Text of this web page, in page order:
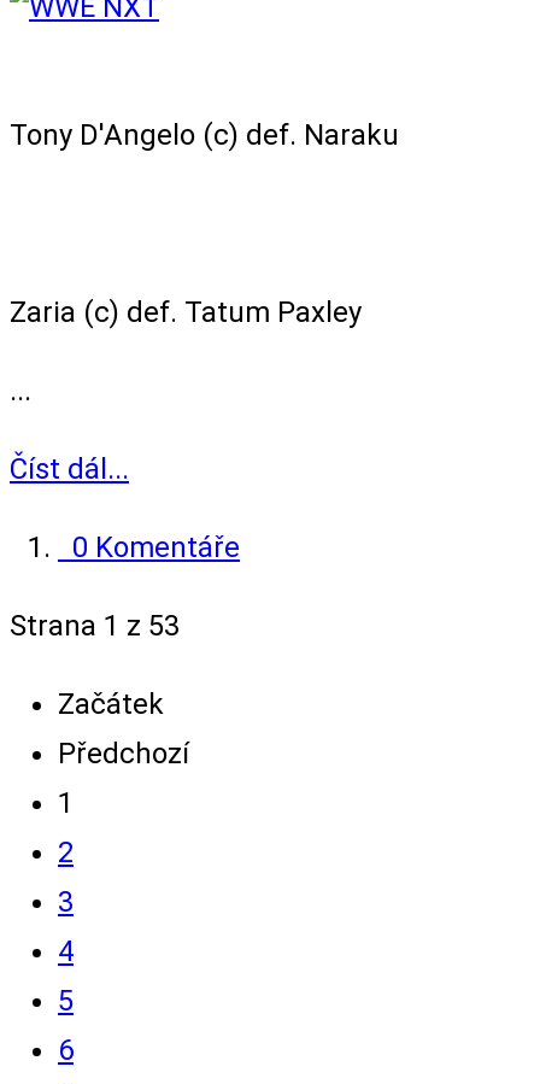
Tony D'Angelo (c) def. Naraku
Zaria (c) def. Tatum Paxley
...
Číst dál...
0 Komentáře
Strana 1 z 53
Začátek
Předchozí
1
2
3
4
5
6